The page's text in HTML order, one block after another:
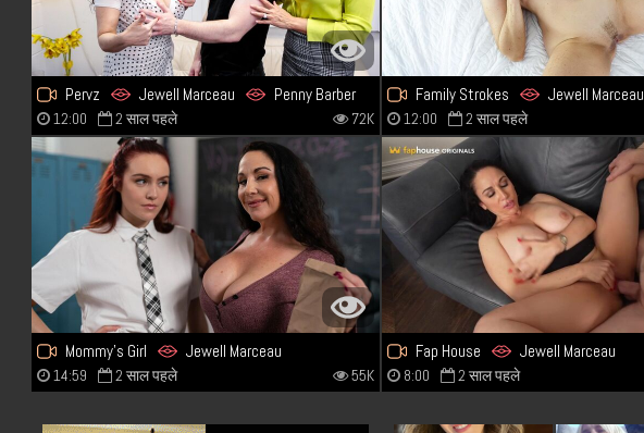
Pervz Jewell Marceau Penny Barber
12:00 2 साल पहले 72K
Family Strokes Jewell Marceau
12:00 2 साल पहले
Mommy's Girl
Jewell Marceau
Freya Parker
14:59 2 साल पहले 55K
Fap House Jewell Marceau
8:00 2 साल पहले